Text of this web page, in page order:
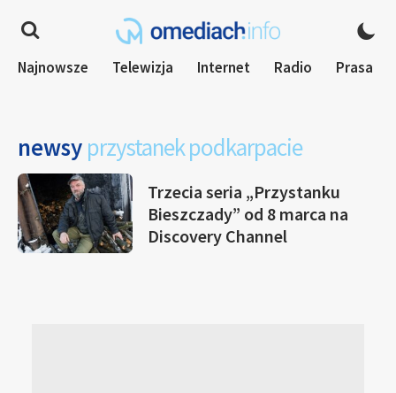
Najnowsze Telewizja Internet Radio Prasa
newsy przystanek podkarpacie
Trzecia seria „Przystanku
Bieszczady” od 8 marca na
Discovery Channel